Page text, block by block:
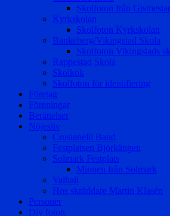
Skolfoton från
Kyrkskolan
Skolfoton Kyrkskolan
Bankeberg/Vikingstad Skola
Skolfoton Vikingstads
Rappestad Skola
Skolkök
Skolfoton för identifiering
Företag
Föreningar
Berättelser
Nöjesliv
Crusianelli Band
Festplatsen Björkängen
Solmark Festplats
Minnen från Solmark
Valhall
Hos skräddare Martin Klasén
Personer
Div foton